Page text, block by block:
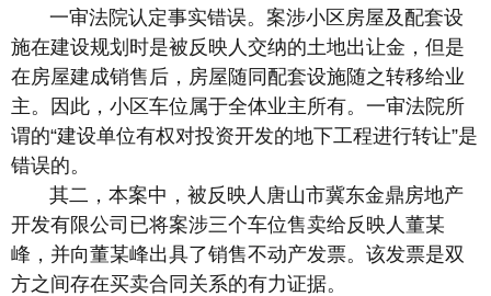
一审法院认定事实错误。案涉小区房屋及配套设
施在建设规划时是被反映人交纳的土地出让金，但是
在房屋建成销售后，房屋随同配套设施随之转移给业
主。因此，小区车位属于全体业主所有。一审法院所
谓的“建设单位有权对投资开发的地下工程进行转让”是
错误的。
其二，本案中，被反映人唐山市冀东金鼎房地产
开发有限公司已将案涉三个车位售卖给反映人董某
峰，并向董某峰出具了销售不动产发票。该发票是双
方之间存在买卖合同关系的有力证据。